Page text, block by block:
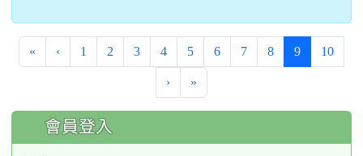
« ‹ 1 2 3 4 5 6 7 8 9(current)
10
› »
:::
會員登入